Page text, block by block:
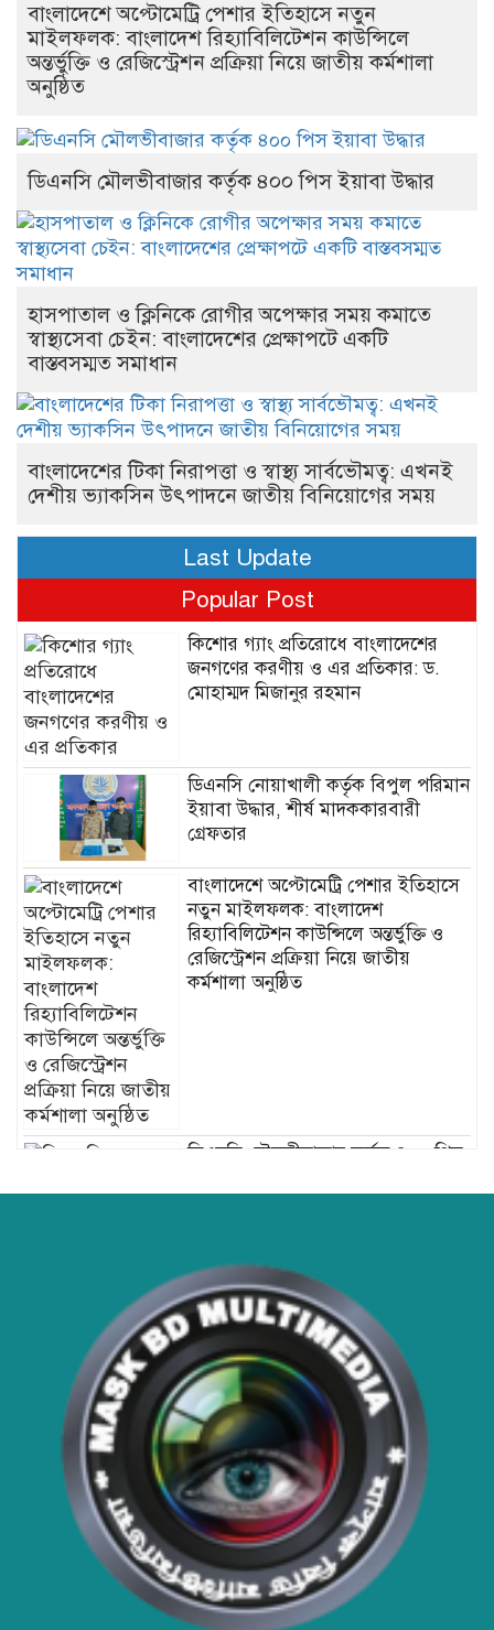
বাংলাদেশে অপ্টোমেট্রি পেশার ইতিহাসে নতুন
মাইলফলক: বাংলাদেশ রিহ্যাবিলিটেশন কাউন্সিলে
অন্তর্ভুক্তি ও রেজিস্ট্রেশন প্রক্রিয়া নিয়ে জাতীয় কর্মশালা
অনুষ্ঠিত
ডিএনসি মৌলভীবাজার কর্তৃক ৪০০ পিস ইয়াবা উদ্ধার
হাসপাতাল ও ক্লিনিকে রোগীর অপেক্ষার সময় কমাতে
স্বাস্থ্যসেবা চেইন: বাংলাদেশের প্রেক্ষাপটে একটি
বাস্তবসম্মত সমাধান
বাংলাদেশের টিকা নিরাপত্তা ও স্বাস্থ্য সার্বভৌমত্ব: এখনই
দেশীয় ভ্যাকসিন উৎপাদনে জাতীয় বিনিয়োগের সময়
Last Update
Popular Post
কিশোর গ্যাং প্রতিরোধে বাংলাদেশের
জনগণের করণীয় ও এর প্রতিকার: ড.
মোহাম্মদ মিজানুর রহমান
ডিএনসি নোয়াখালী কর্তৃক বিপুল পরিমান
ইয়াবা উদ্ধার, শীর্ষ মাদককারবারী
গ্রেফতার
বাংলাদেশে অপ্টোমেট্রি পেশার ইতিহাসে
নতুন মাইলফলক: বাংলাদেশ
রিহ্যাবিলিটেশন কাউন্সিলে অন্তর্ভুক্তি ও
রেজিস্ট্রেশন প্রক্রিয়া নিয়ে জাতীয়
কর্মশালা অনুষ্ঠিত
ডিএনসি মৌলভীবাজার কর্তৃক ৪০০ পিস
হাসপাতাল ও ক্লিনিকে রোগীর অপেক্ষার
সময় কমাতে স্বাস্থ্যসেবা চেইন:
বাংলাদেশের প্রেক্ষাপটে একটি বাস্তবসম্মত
সমাধান
বাংলাদেশের টিকা নিরাপত্তা ও স্বাস্থ্য
সার্বভৌমত্ব: এখনই দেশীয় ভ্যাকসিন
উৎপাদনে জাতীয় বিনিয়োগের সময়
আবারো ডিএনসি নোয়াখালী কর্তৃক
বিপুল পরিমান ইয়াবা ও গাঁজা উদ্ধার